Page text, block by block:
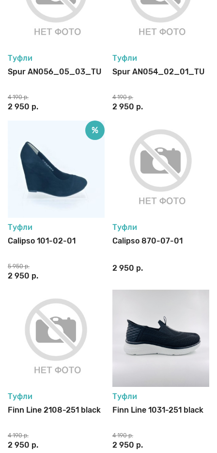
Туфли
Spur AN056_05_03_TU
2 950 р.
4 190 р.
Туфли
Spur AN054_02_01_TU
2 950 р.
4 190 р.
%
Туфли
Calipso 101-02-01
2 950 р.
5 950 р.
Туфли
Calipso 870-07-01
2 950 р.
Туфли
Finn Line 2108-251 black
2 950 р.
4 190 р.
Туфли
Finn Line 1031-251 black
2 950 р.
4 190 р.